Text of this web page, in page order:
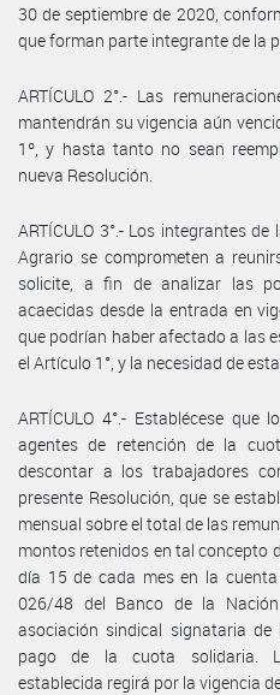
30 de septiembre de 2020,
que forman parte integrante de la
ARTÍCULO 2°.- Las
mantendrán su vigencia aún
1º, y hasta tanto no sean
nueva Resolución.
ARTÍCULO 3°.- Los integrantes
Agrario se comprometen a
solicite, a fin de analizar las
acaecidas desde la entrada en
que podrían haber afectado a las
el Artículo 1°, y la necesidad de
ARTÍCULO 4°.- Establécese
agentes de retención de la
descontar a los trabajadores
presente Resolución, que se
mensual sobre el total de las
montos retenidos en tal concepto
día 15 de cada mes en la cuenta
026/48 del Banco de la
asociación sindical signataria
pago de la cuota solidaria.
establecida regirá por la vigencia